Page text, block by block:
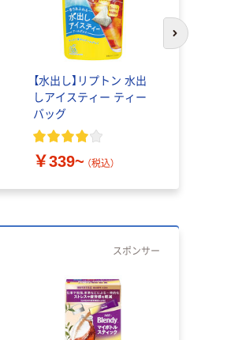
【水出し】リプトン 水出
しアイスティー ティー
バッグ
￥339~ （税込）
次のスライド
スポンサー